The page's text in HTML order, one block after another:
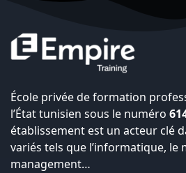
École privée de formation
l’État tunisien sous le numéro
établissement est un acteur clé
variés tels que l’informatique, le
management…